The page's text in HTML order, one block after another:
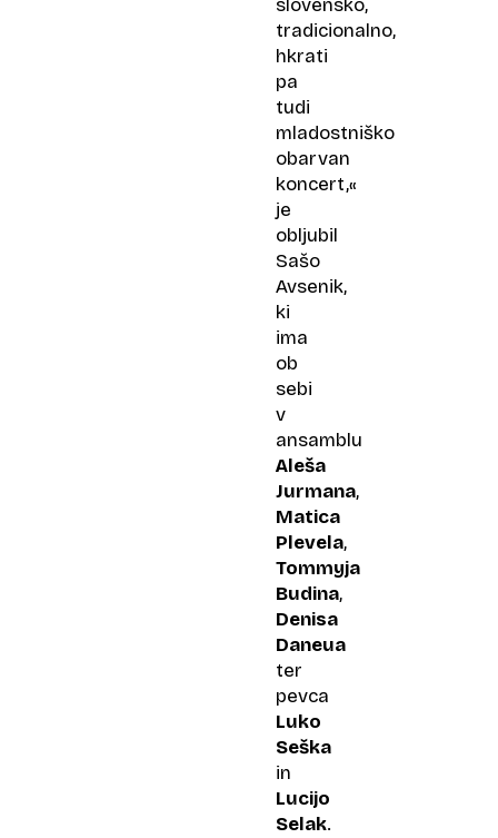
slovensko,
tradicionalno,
hkrati
pa
tudi
mladostniško
obarvan
koncert,«
je
obljubil
Sašo
Avsenik,
ki
ima
ob
sebi
v
ansamblu
Aleša
Jurmana,
Matica
Plevela,
Tommyja
Budina,
Denisa
Daneua
ter
pevca
Luko
Seška
in
Lucijo
Selak.